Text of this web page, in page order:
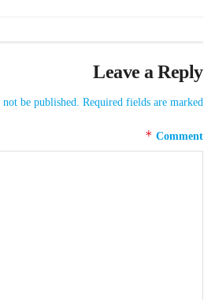
Leave a Reply
be published. Required fields are marked
Comment
*